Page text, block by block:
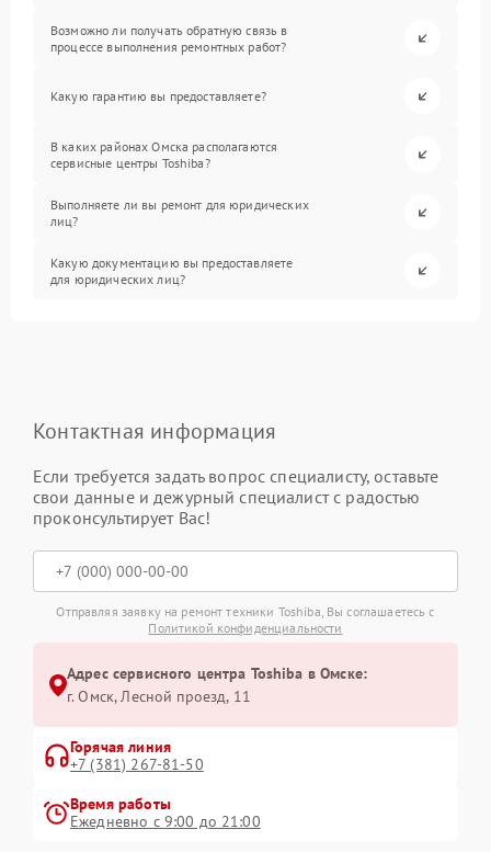
Возможно ли получать обратную связь в
процессе выполнения ремонтных работ?
Какую гарантию вы предоставляете?
В каких районах Омска располагаются
сервисные центры Toshiba?
Выполняете ли вы ремонт для юридических
лиц?
Какую документацию вы предоставляете
для юридических лиц?
Контактная информация
Если требуется задать вопрос специалисту, оставьте
свои данные и дежурный специалист с радостью
проконсультирует Вас!
Отправляя заявку на ремонт техники Toshiba, Вы соглашаетесь с
Политикой конфиденциальности
Адрес сервисного центра Toshiba в Омске:
г. Омск, ​Лесной проезд, 11
Горячая линия
+7 (381) 267-81-50
Время работы
Ежедневно с 9:00 до 21:00